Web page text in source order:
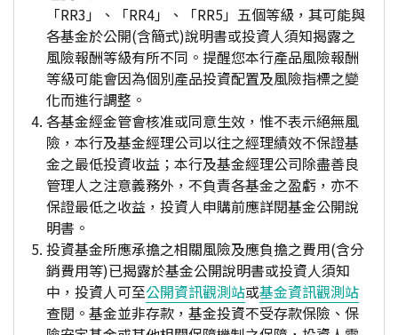
「RR3」、「RR4」、「RR5」五個等級，其可能與
各基金於公開(含簡式)說明書或投資人須知揭露之
風險報酬等級有所不同。提醒您本行產品風險報酬
等級可能會因為個別產品投資配置及風險指標之變
化而進行調整。
各基金經金管會核准或同意生效，惟不表示絕無風
險，本行及基金經理公司以往之經理績效不保證基
金之最低投資收益；本行及基金經理公司除盡善良
管理人之注意義務外，不負責各基金之盈虧，亦不
保證最低之收益，投資人申購前應詳閱基金公開說
明書。
投資基金所應承擔之相關風險及應負擔之費用(含分
銷費用等)已揭露於基金公開說明書或投資人須知
中，投資人可至公開資訊觀測站或基金資訊觀測站
查閱。基金並非存款，基金投資不受存款保險、保